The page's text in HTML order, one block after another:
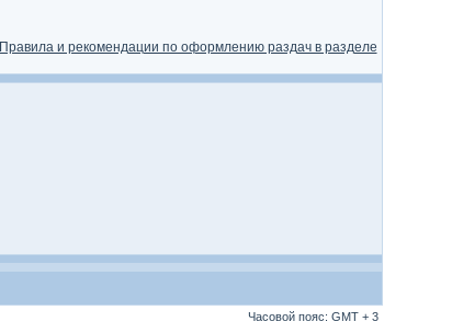
Правила и рекомендации по оформлению раздач в разделе
Часовой пояс: GMT + 3